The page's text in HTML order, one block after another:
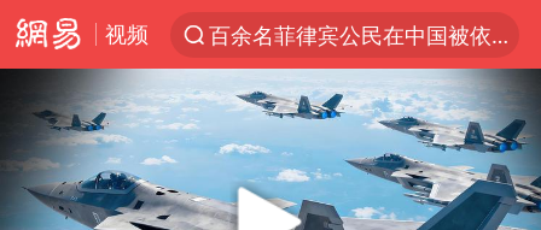
视频
百余名菲律宾公民在中国被依法处理
7月份居民消费价格指数保持温和上涨
重大涉诈逃犯檀某落网
外交部：藏南地区是中国领土
百花奖完整获奖名单公布